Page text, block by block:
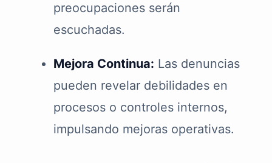
preocupaciones serán
escuchadas.
Mejora Continua: Las denuncias
pueden revelar debilidades en
procesos o controles internos,
impulsando mejoras operativas.